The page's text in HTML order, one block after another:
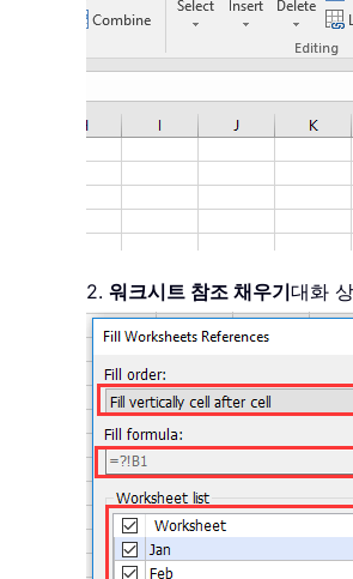
2. 워크시트 참조 채우기대화